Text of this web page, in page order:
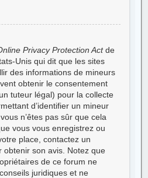
Privacy Protection Actde
Unis qui dit que les sites
des informations de mineurs
obtenir le consentement
tuteur légal) pour la collecte
d’identifier un mineur
n’êtes pas sûr que cela
vous vous enregistrez ou
place, contactez un
obtenir son avis. Notez que
de ce forum ne
juridiques et ne